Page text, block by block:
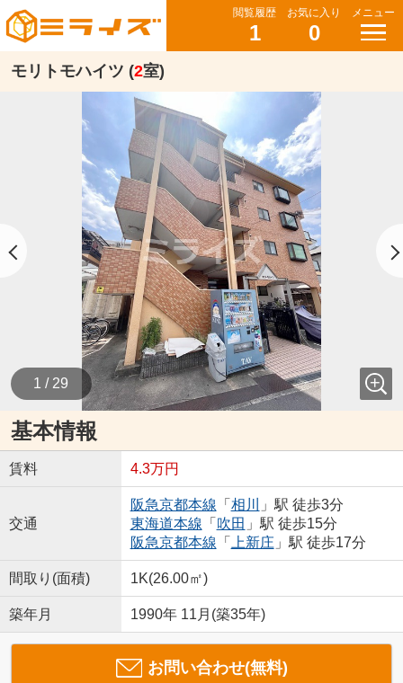
閲覧履歴
1
お気に入り
0
メニュー
モリトモハイツ (2室)
1 / 29
基本情報
賃料 4.3万円
交通
阪急京都本線 「 相川
」駅 徒歩3分
東海道本線 「 吹田 」駅 徒歩15分
阪急京都本線 「 上新庄 」駅 徒歩17分
間取り(面積) 1K(26.00㎡)
築年月 1990年 11月(築35年)
お問い合わせ(無料)